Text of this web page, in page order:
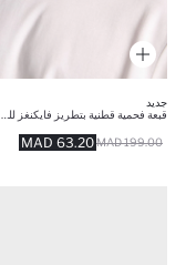
جديد
قبعة فحمية قطنية بتطريز فايكنغز للرجال
63.20 MAD 199.00 MAD